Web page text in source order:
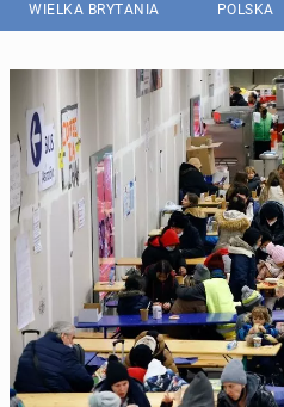
WIELKA BRYTANIA POLSKA